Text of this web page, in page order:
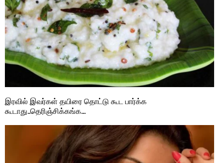
இரவில் இவர்கள் தயிரை தொட்டு கூட பார்க்க
கூடாது..தெரிஞ்சிக்கங்க…